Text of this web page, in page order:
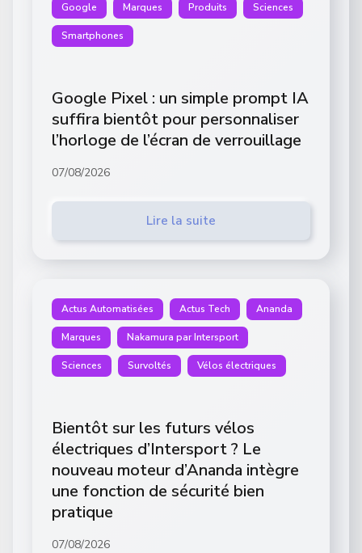
Google Marques Produits Sciences
Smartphones
Google Pixel : un simple prompt IA
suffira bientôt pour personnaliser
l’horloge de l’écran de verrouillage
07/08/2026
Lire la suite
Actus Automatisées Actus Tech Ananda
Marques Nakamura par Intersport
Sciences Survoltés Vélos électriques
Bientôt sur les futurs vélos
électriques d’Intersport ? Le
nouveau moteur d’Ananda intègre
une fonction de sécurité bien
pratique
07/08/2026